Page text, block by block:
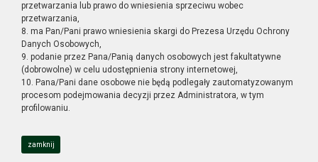
przetwarzania lub prawo do wniesienia sprzeciwu wobec
przetwarzania,
8. ma Pan/Pani prawo wniesienia skargi do Prezesa Urzędu Ochrony
Danych Osobowych,
9. podanie przez Pana/Panią danych osobowych jest fakultatywne
(dobrowolne) w celu udostępnienia strony internetowej,
10. Pana/Pani dane osobowe nie będą podlegały zautomatyzowanym
procesom podejmowania decyzji przez Administratora, w tym
profilowaniu.
zamknij